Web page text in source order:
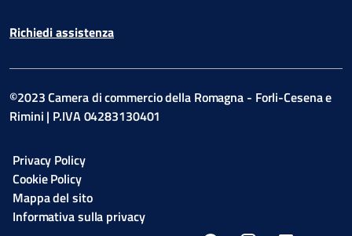
Richiedi assistenza
©2023 Camera di commercio della Romagna - Forli-Cesena e
Rimini | P.IVA 04283130401
Privacy Policy
Cookie Policy
Mappa del sito
Informativa sulla privacy